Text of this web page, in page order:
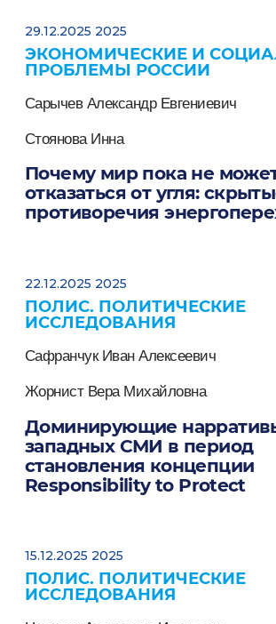
29.12.2025 2025
ЭКОНОМИЧЕСКИЕ И
ПРОБЛЕМЫ РОССИИ
Сарычев Александр Евгениевич
Стоянова Инна
Почему мир пока не
отказаться от угля:
противоречия
22.12.2025 2025
ПОЛИС. ПОЛИТИЧЕСКИЕ
ИССЛЕДОВАНИЯ
Сафранчук Иван Алексеевич
Жорнист Вера Михайловна
Доминирующие
западных СМИ в период
становления концепции
Responsibility to Protect
15.12.2025 2025
ПОЛИС. ПОЛИТИЧЕСКИЕ
ИССЛЕДОВАНИЯ